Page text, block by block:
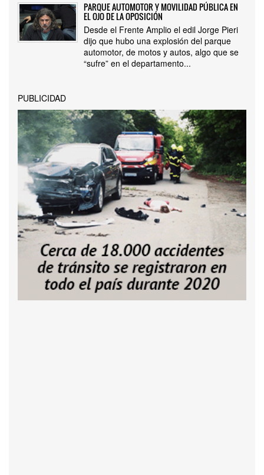
PARQUE AUTOMOTOR Y MOVILIDAD PÚBLICA EN
EL OJO DE LA OPOSICIÓN
Desde el Frente Amplio el edil Jorge Pieri
dijo que hubo una explosión del parque
automotor, de motos y autos, algo que se
“sufre” en el departamento...
PUBLICIDAD